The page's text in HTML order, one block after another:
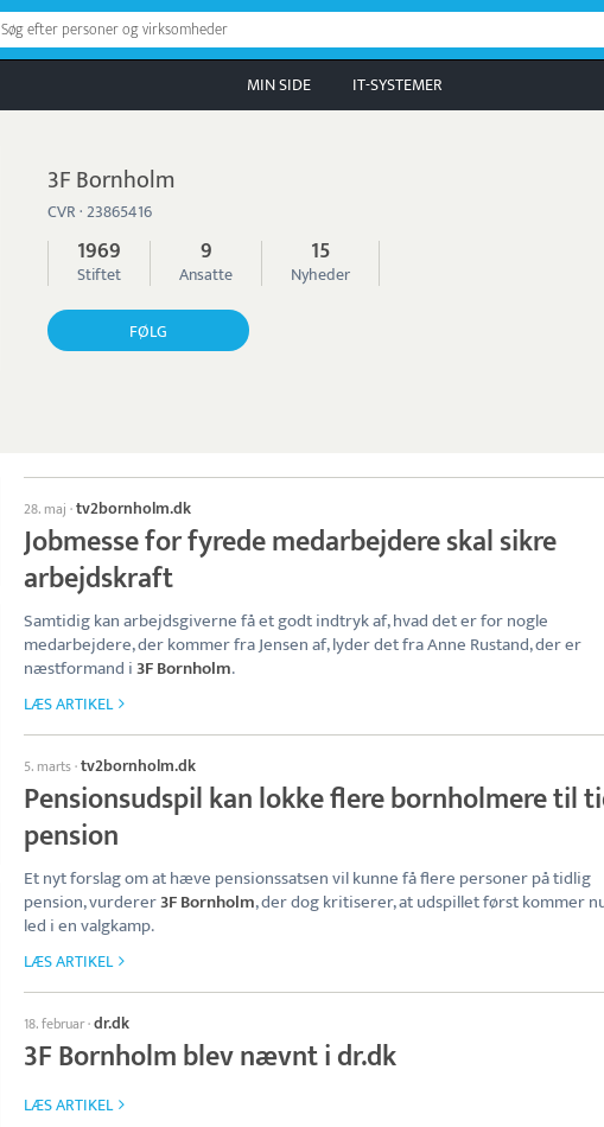
Søg efter personer og virksomheder
MIN SIDE IT-SYSTEMER
3F Bornholm
CVR · 23865416
1969
Stiftet
9
Ansatte
15
Nyheder
FØLG
28. maj ·tv2bornholm.dk
Jobmesse for fyrede medarbejdere skal sikre
arbejdskraft
Samtidig kan arbejdsgiverne få et godt indtryk af, hvad det er for nogle
medarbejdere, der kommer fra Jensen af, lyder det fra Anne Rustand, der er
næstformand i3F Bornholm.
LÆS ARTIKEL
5. marts·tv2bornholm.dk
Pensionsudspil kan lokke flere bornholmere til
pension
Et nyt forslag om at hæve pensionssatsen vil kunne få flere personer på tidlig
pension, vurderer3F Bornholm, der dog kritiserer, at udspillet først kommer
led i en valgkamp.
LÆS ARTIKEL
18. februar·dr.dk
3F Bornholm blev nævnt i dr.dk
LÆS ARTIKEL